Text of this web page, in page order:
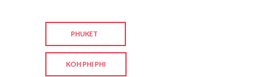
PHUKET
KOH PHI PHI